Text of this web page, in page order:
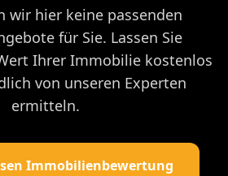
wir hier keine passenden
für Sie. Lassen Sie
Ihrer Immobilie kostenlos
von unseren Experten
ermitteln.
Immobilienbewertung